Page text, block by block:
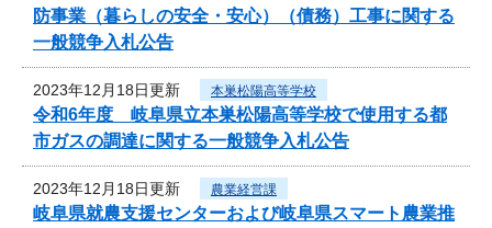
防事業（暮らしの安全・安心）（債務）工事に関する
一般競争入札公告
2023年12月18日更新 本巣松陽高等学校
令和6年度 岐阜県立本巣松陽高等学校で使用する都
市ガスの調達に関する一般競争入札公告
2023年12月18日更新 農業経営課
岐阜県就農支援センターおよび岐阜県スマート農業推